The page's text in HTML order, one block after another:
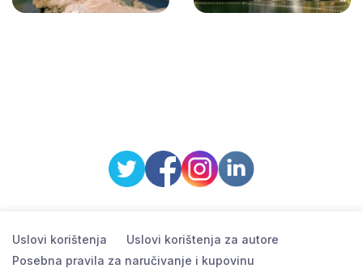
Uslovi korištenja
Uslovi korištenja za autore
Posebna pravila za naručivanje i kupovinu